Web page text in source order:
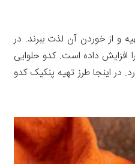
و از خوردن آن لذت ببرند. در
داده است. کدو حلوایی
در اینجا طرز تهیه پنکیک کدو